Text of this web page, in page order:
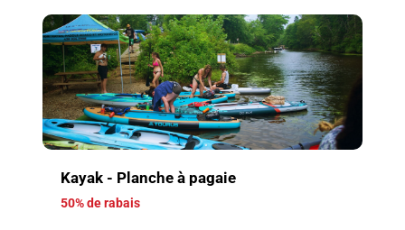
Kayak - Planche à pagaie
50% de rabais